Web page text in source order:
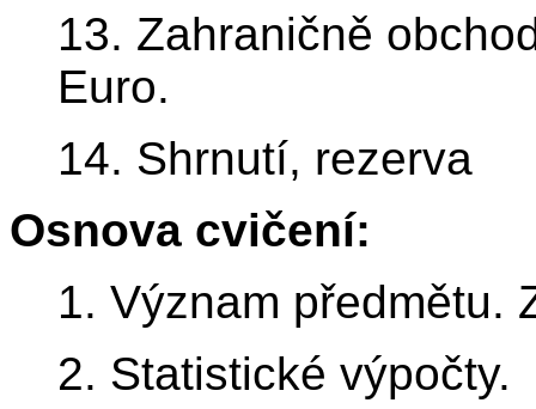
13. Zahraničně
Euro.
14. Shrnutí, rezerva
Osnova cvičení:
1. Význam předmětu.
2. Statistické výpočty.